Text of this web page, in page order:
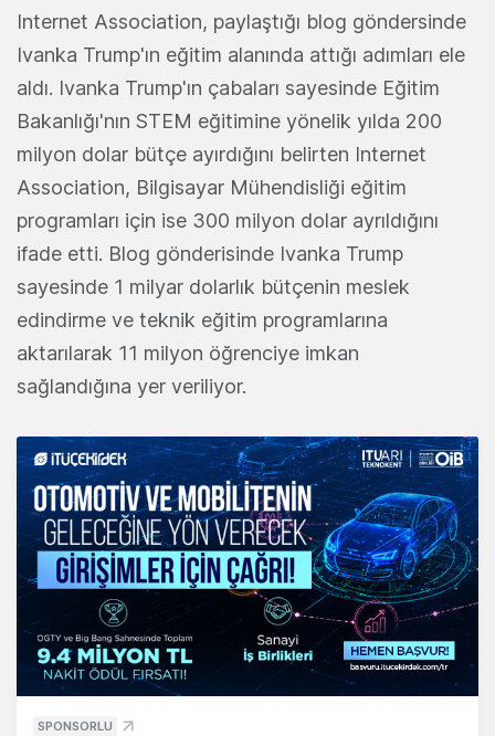
Internet Association, paylaştığı blog göndersinde
Ivanka Trump'ın eğitim alanında attığı adımları ele
aldı. Ivanka Trump'ın çabaları sayesinde Eğitim
Bakanlığı'nın STEM eğitimine yönelik yılda 200
milyon dolar bütçe ayırdığını belirten Internet
Association, Bilgisayar Mühendisliği eğitim
programları için ise 300 milyon dolar ayrıldığını
ifade etti. Blog gönderisinde Ivanka Trump
sayesinde 1 milyar dolarlık bütçenin meslek
edindirme ve teknik eğitim programlarına
aktarılarak 11 milyon öğrenciye imkan
sağlandığına yer veriliyor.
SPONSORLU